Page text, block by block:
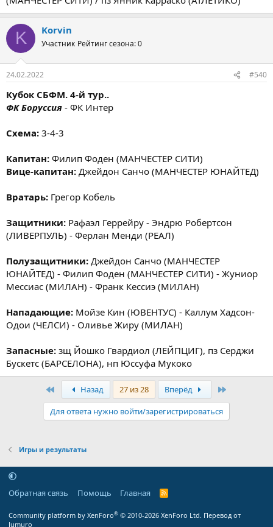
K Korvin
Участник Рейтинг сезона: 0
24.02.2022 #540
Кубок СБФМ. 4-й тур..
ФК Боруссия - ФК Интер
Схема: 3-4-3
Капитан: Филип Фоден (МАНЧЕСТЕР СИТИ)
Вице-капитан: Джейдон Санчо (МАНЧЕСТЕР ЮНАЙТЕД)
Вратарь: Грегор Кобель
Защитники: Рафаэл Геррейру - Эндрю Робертсон
(ЛИВЕРПУЛЬ) - Ферлан Менди (РЕАЛ)
Полузащитники: Джейдон Санчо (МАНЧЕСТЕР
ЮНАЙТЕД) - Филип Фоден (МАНЧЕСТЕР СИТИ) - Жуниор
Мессиас (МИЛАН) - Франк Кессиэ (МИЛАН)
Нападающие: Мойзе Кин (ЮВЕНТУС) - Каллум Хадсон-
Одои (ЧЕЛСИ) - Оливье Жиру (МИЛАН)
Запасные: зщ Йошко Гвардиол (ЛЕЙПЦИГ), пз Серджи
Бускетс (БАРСЕЛОНА), нп Юссуфа Мукоко
ПервыйНазад 27 из 28 Вперёд
Для ответа нужно войти/зарегистрироваться
Игры и результаты
Обратная связь Помощь Главная
R
Community platform by XenForo® © 2010-2026 XenForo Ltd. Перевод от
Jumuro